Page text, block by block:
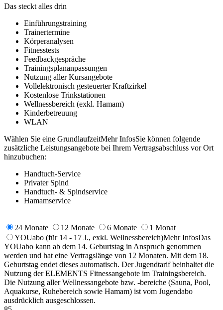
Das steckt alles drin
Einführungstraining
Trainertermine
Körperanalysen
Fitnesstests
Feedbackgespräche
Trainingsplananpassungen
Nutzung aller Kursangebote
Vollelektronisch gesteuerter Kraftzirkel
Kostenlose Trinkstationen
Wellnessbereich (exkl. Hamam)
Kinderbetreuung
WLAN
Wählen Sie eine GrundlaufzeitMehr InfosSie können folgende
zusätzliche Leistungsangebote bei Ihrem Vertragsabschluss vor Ort
hinzubuchen:
Handtuch-Service
Privater Spind
Handtuch- & Spindservice
Hamamservice
24 Monate 12 Monate 6 Monate
1 Monat
YOUabo (für 14 - 17 J., exkl. Wellnessbereich)Mehr InfosDas
YOUabo kann ab dem 14. Geburtstag in Anspruch genommen
werden und hat eine Vertragslänge von 12 Monaten. Mit dem 18.
Geburtstag endet dieses automatisch. Der Jugendtarif beinhaltet die
Nutzung der ELEMENTS Fitnessangebote im Trainingsbereich.
Die Nutzung aller Wellnessangebote bzw. -bereiche (Sauna, Pool,
Aquakurse, Ruhebereich sowie Hamam) ist vom Jugendabo
ausdrücklich ausgeschlossen.